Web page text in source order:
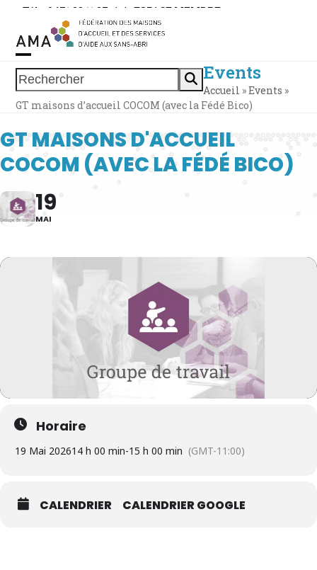
Skip
content
Tél. : 0471 38 11 37 | | ESPACE MEMBRE
Rechercher
Open
mobile
Close
mobile
Events
Accueil »Events »
GT maisons d’accueil COCOM (avec la Fédé Bico)
GT MAISONS D'ACCUEIL
COCOM (AVEC LA FÉDÉ BICO)
19
MAI
Horaire
19 Mai 202614 h 00 min-15 h 00 min (GMT-11:00)
CALENDRIER CALENDRIER GOOGLE